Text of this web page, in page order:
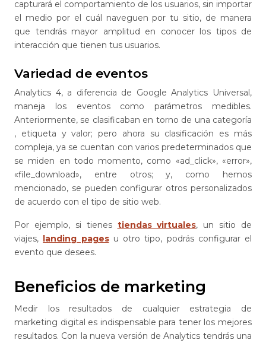
capturará el comportamiento de los usuarios, sin importar
el medio por el cuál naveguen por tu sitio, de manera
que tendrás mayor amplitud en conocer los tipos de
interacción que tienen tus usuarios.
Variedad de eventos
Analytics 4, a diferencia de Google Analytics Universal,
maneja los eventos como parámetros medibles.
Anteriormente, se clasificaban en torno de una categoría
, etiqueta y valor; pero ahora su clasificación es más
compleja, ya se cuentan con varios predeterminados que
se miden en todo momento, como «ad_click», «error»,
«file_download», entre otros; y, como hemos
mencionado, se pueden configurar otros personalizados
de acuerdo con el tipo de sitio web.
Por ejemplo, si tienes tiendas virtuales, un sitio de
viajes,
landing pagesu otro tipo, podrás configurar el
evento que desees.
Beneficios de marketing
Medir los resultados de cualquier estrategia de
marketing digital es indispensable para tener los mejores
resultados. Con la nueva versión de Analytics tendrás una